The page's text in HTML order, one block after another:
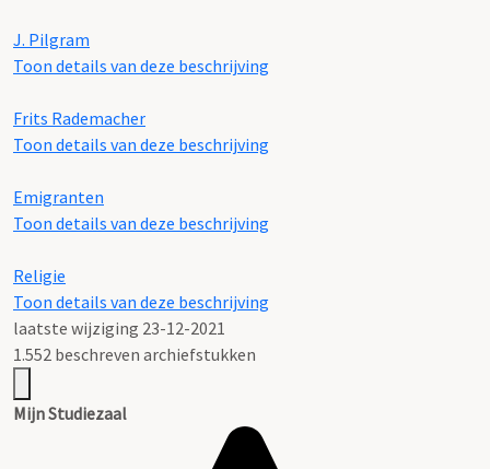
J. Pilgram
Toon details van deze beschrijving
Frits Rademacher
Toon details van deze beschrijving
Emigranten
Toon details van deze beschrijving
Religie
Toon details van deze beschrijving
laatste wijziging 23-12-2021
1.552 beschreven archiefstukken
Mijn Studiezaal